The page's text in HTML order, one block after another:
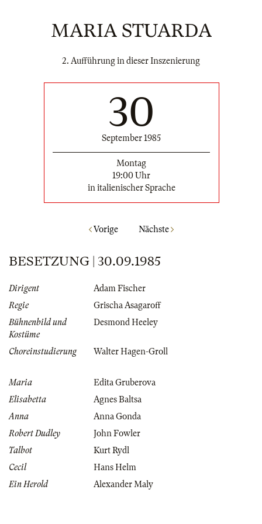
MARIA STUARDA
2. Aufführung in dieser Inszenierung
30
September 1985
Montag
19:00 Uhr
in italienischer Sprache
Vorige Nächste
BESETZUNG | 30.09.1985
Dirigent
Adam Fischer
Regie
Grischa Asagaroff
Bühnenbild und
Kostüme
Desmond Heeley
Choreinstudierung Walter Hagen-Groll
Maria
Edita Gruberova
Elisabetta
Agnes Baltsa
Anna
Anna Gonda
Robert Dudley
John Fowler
Talbot
Kurt Rydl
Cecil
Hans Helm
Ein Herold
Alexander Maly